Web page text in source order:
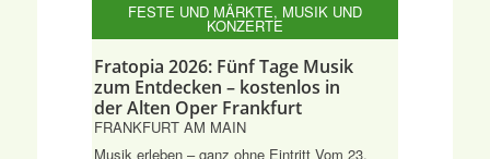
Fratopia 2026: Fünf Tage Musik
zum Entdecken – kostenlos in
der Alten Oper Frankfurt
FRANKFURT AM MAIN
Musik erleben – ganz ohne Eintritt Vom 23.
FESTE UND MÄRKTE, MUSIK UND
KONZERTE